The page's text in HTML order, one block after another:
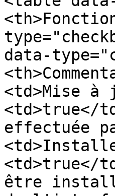
data-
<td>Mise à
<td>true</
effectuée
<td>true</
être